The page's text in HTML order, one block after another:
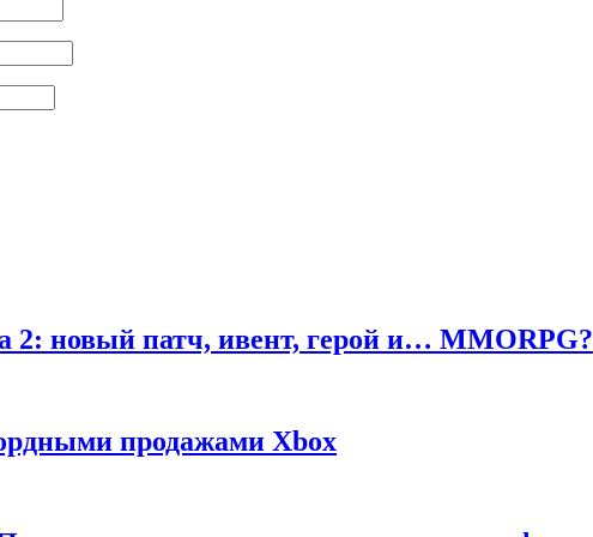
2: новый патч, ивент, герой и… MMORPG?
продажами Xbox